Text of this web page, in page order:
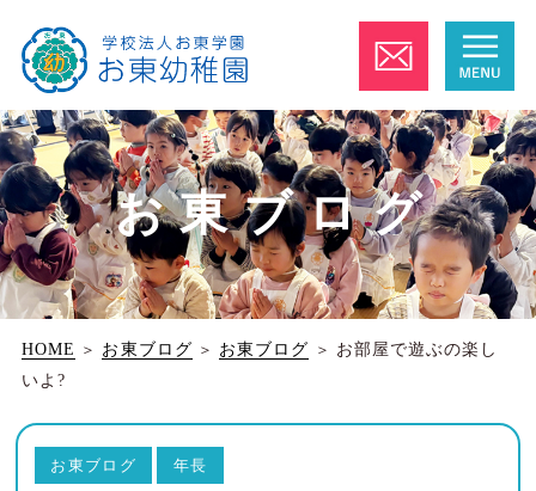
お東ブログ
HOME ＞ お東ブログ ＞ お東ブログ ＞ お部屋で遊ぶの楽し
いよ?
お東ブログ 年長